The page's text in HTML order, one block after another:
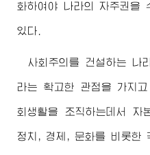
화하여야 나라의 자주권을
있다.
사회주의를 건설하는 나
라는 확고한 관점을 가지
회생활을 조직하는데서 자
정치, 경제, 문화를 비롯한